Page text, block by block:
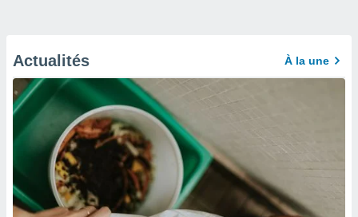
Actualités À la une